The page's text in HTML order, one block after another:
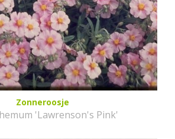
Zonneroosje
'Lawrenson's Pink'